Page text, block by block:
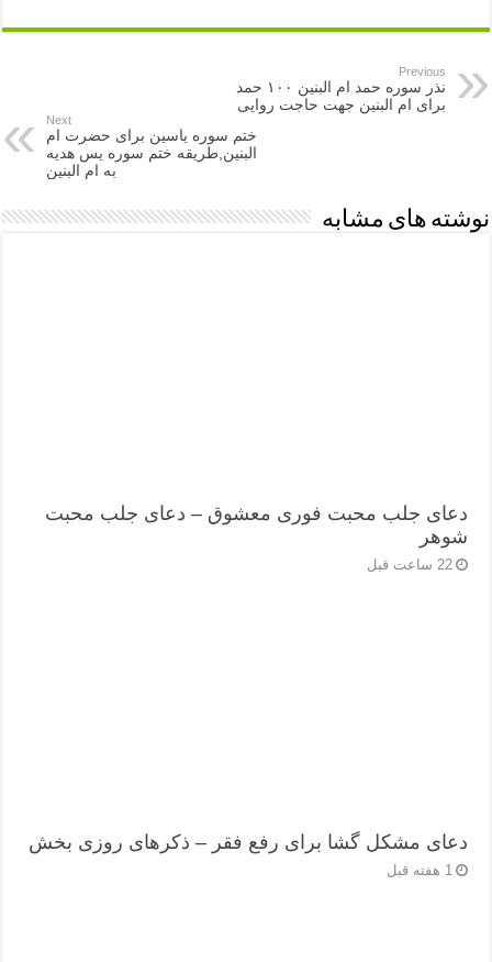
Previous
نذر سوره حمد ام البنین ۱۰۰ حمد
برای ام البنین جهت حاجت روایی
Next
ختم سوره یاسین برای حضرت ام
البنین,طریقه ختم سوره یس هدیه
به ام البنین
نوشته های مشابه
دعای جلب محبت فوری معشوق – دعای جلب محبت
شوهر
22 ساعت قبل
دعای مشکل گشا برای رفع فقر – ذکرهای روزی‌ بخش
1 هفته قبل